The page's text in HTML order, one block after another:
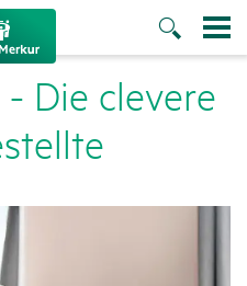
- Die clevere